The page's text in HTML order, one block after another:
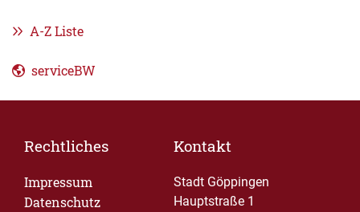
A-Z Liste
serviceBW
Rechtliches
Impressum
Datenschutz
Kontakt
Stadt Göppingen
Hauptstraße 1